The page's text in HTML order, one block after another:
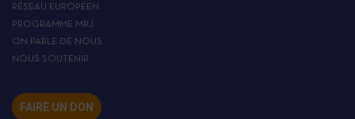
RÉSEAU EUROPÉEN
PROGRAMME MRJ
ON PARLE DE NOUS
NOUS SOUTENIR
FAIRE UN DON